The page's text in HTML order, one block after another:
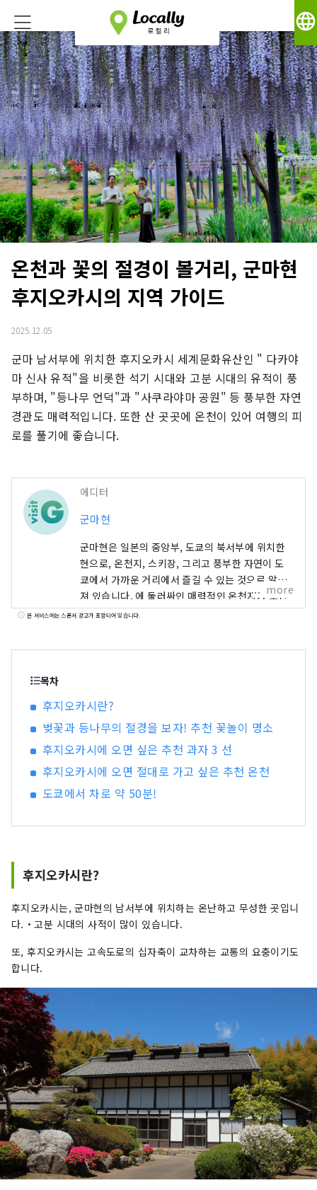
language
온천과 꽃의 절경이 볼거리, 군마현
후지오카시의 지역 가이드
2025.12.05
군마 남서부에 위치한 후지오카시 세계문화유산인 " 다카야
마 신사 유적"을 비롯한 석기 시대와 고분 시대의 유적이 풍
부하며, "등나무 언덕"과 "사쿠라야마 공원" 등 풍부한 자연
경관도 매력적입니다. 또한 산 곳곳에 온천이 있어 여행의 피
로를 풀기에 좋습니다.
에디터
군마현
군마현은 일본의 중앙부, 도쿄의 북서부에 위치한
현으로, 온천지, 스키장, 그리고 풍부한 자연이 도
쿄에서 가까운 거리에서 즐길 수 있는 것으로 알려
져 있습니다. 에 둘러싸인 매력적인 온천지가 포인
트 거기서, 일상의 번잡함으로부터 떨어져 느긋하
의 매력에 잠길 수 있습니다.
more
본 서비스에는 스폰서 광고가 포함되어 있습니다.
목차
후지오카시란?
벚꽃과 등나무의 절경을 보자! 추천 꽃놀이 명소
후지오카시에 오면 싶은 추천 과자 3 선
후지오카시에 오면 절대로 가고 싶은 추천 온천
도쿄에서 차로 약 50분!
후지오카시란?
후지오카시는, 군마현의 남서부에 위치하는 온난하고 무성한 곳입니
다.・고분 시대의 사적이 많이 있습니다.
또, 후지오카시는 고속도로의 십자축이 교차하는 교통의 요충이기도
합니다.